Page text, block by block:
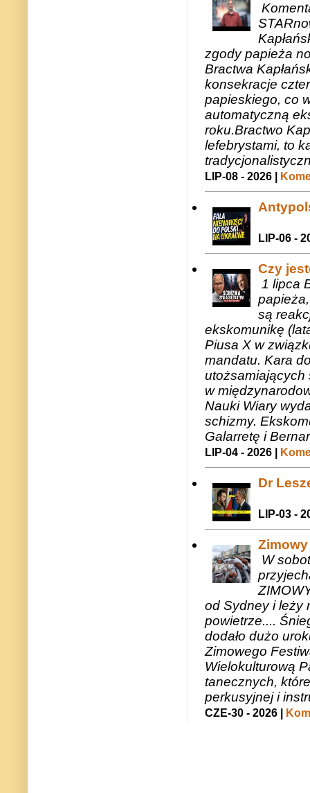
zgody papieża
Bractwa
konsekracje
papieskiego, co
automatyczną
roku.Bractwo
lefebrystami, to
LIP-08 - 2026 |
LIP-06 -
Czy
1 lipca
są
ekskomunikę
Piusa X w
mandatu. Kara
utożsamiających
w
Nauki Wiary
schizmy.
Galarretę i
LIP-04 - 2026 |
Dr
LIP-03 -
W
od Sydney i leży
powietrze....
dodało dużo
Zimowego
Wielokulturową
tanecznych,
perkusyjnej i
CZE-30 - 2026 |